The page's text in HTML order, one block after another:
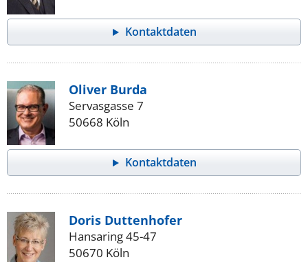
Kontaktdaten
Oliver Burda
Servasgasse 7
50668 Köln
Kontaktdaten
Doris Duttenhofer
Hansaring 45-47
50670 Köln